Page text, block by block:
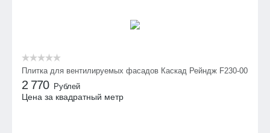
Плитка для вентилируемых фасадов Каскад Рейндж F230-00
2 770 Рублей
Цена за квадратный метр